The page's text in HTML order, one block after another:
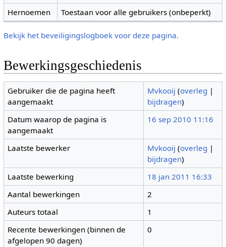
Hernoemen
Toestaan voor alle gebruikers (onbeperkt)
Bekijk het beveiligingslogboek voor deze pagina.
Bewerkingsgeschiedenis
Gebruiker die de pagina heeft
aangemaakt
Mvkooij (overleg |
bijdragen)
Datum waarop de pagina is
aangemaakt
16 sep 2010 11:16
Laatste bewerker Mvkooij (overleg |
bijdragen)
Laatste bewerking
18 jan 2011 16:33
Aantal bewerkingen
2
Auteurs totaal
1
Recente bewerkingen (binnen de
afgelopen 90 dagen)
0